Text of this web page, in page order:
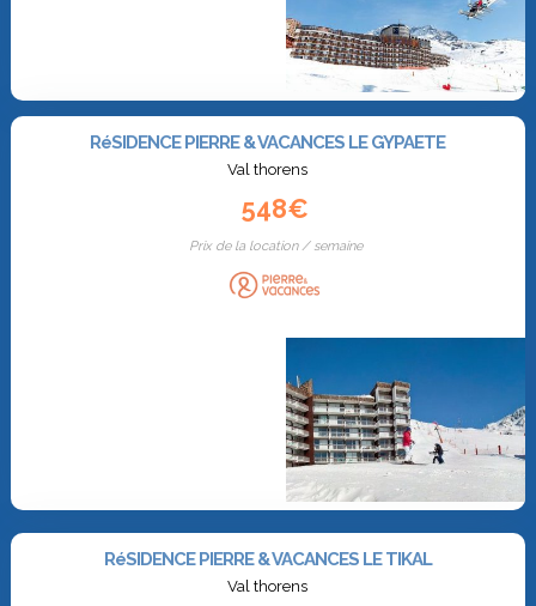
RéSIDENCE PIERRE & VACANCES LE GYPAETE
Val thorens
548€
Prix de la location / semaine
RéSIDENCE PIERRE & VACANCES LE TIKAL
Val thorens